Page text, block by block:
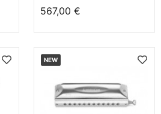
567,00 €
NEW